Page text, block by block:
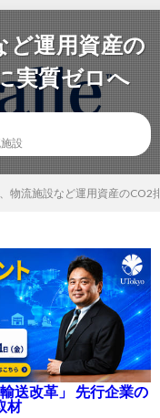
ど運用資産の
実質ゼロへ
設
物流施設など運用資産のCO2
送改革」 先行企業の
材